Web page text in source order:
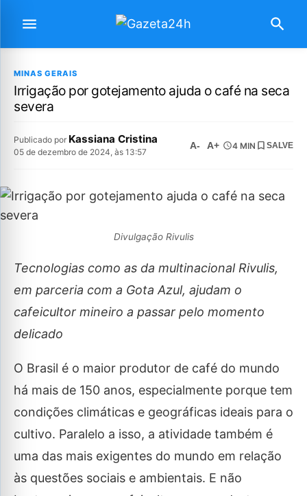
MINAS GERAIS
Irrigação por gotejamento ajuda o café na seca
severa
Publicado por Kassiana Cristina
05 de dezembro de 2024, às 13:57
A- A+ 4 MIN SALVE
Divulgação Rivulis
Tecnologias como as da multinacional Rivulis,
em parceria com a Gota Azul, ajudam o
cafeicultor mineiro a passar pelo momento
delicado
O Brasil é o maior produtor de café do mundo
há mais de 150 anos, especialmente porque tem
condições climáticas e geográficas ideais para o
cultivo. Paralelo a isso, a atividade também é
uma das mais exigentes do mundo em relação
às questões sociais e ambientais. E não